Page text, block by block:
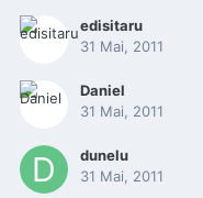
edisitaru
31 Mai, 2011
Daniel
31 Mai, 2011
dunelu
31 Mai, 2011